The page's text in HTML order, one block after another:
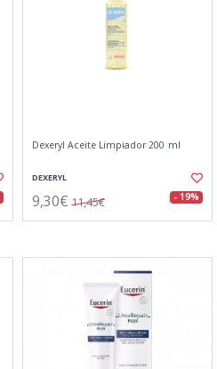
Dexeryl Aceite Limpiador 200 ml
DEXERYL
9,30€ 11,45€ - 19%